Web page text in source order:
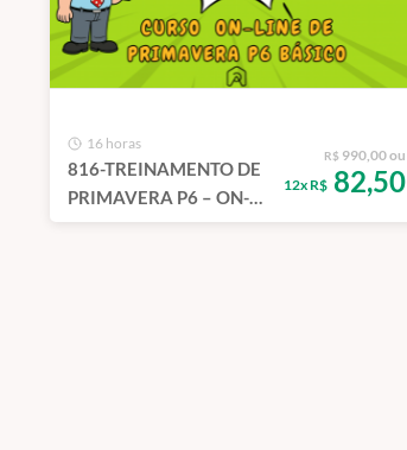
16 horas
816-TREINAMENTO DE
PRIMAVERA P6 – ON-
LINE – TURMA 2306
R$ 990,00 ou
12x R$ 82,50